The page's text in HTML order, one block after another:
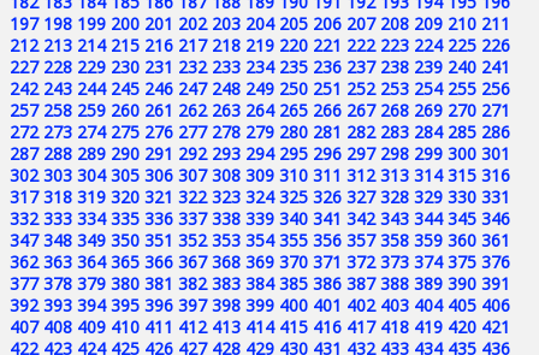
197 198 199 200 201 202 203 204 205 206 207 208 209 210 211
212 213 214 215 216 217 218 219 220 221 222 223 224 225 226
227 228 229 230 231 232 233 234 235 236 237 238 239 240 241
242 243 244 245 246 247 248 249 250 251 252 253 254 255 256
257 258 259 260 261 262 263 264 265 266 267 268 269 270 271
272 273 274 275 276 277 278 279 280 281 282 283 284 285 286
287 288 289 290 291 292 293 294 295 296 297 298 299 300 301
302 303 304 305 306 307 308 309 310 311 312 313 314 315 316
317 318 319 320 321 322 323 324 325 326 327 328 329 330 331
332 333 334 335 336 337 338 339 340 341 342 343 344 345 346
347 348 349 350 351 352 353 354 355 356 357 358 359 360 361
362 363 364 365 366 367 368 369 370 371 372 373 374 375 376
377 378 379 380 381 382 383 384 385 386 387 388 389 390 391
392 393 394 395 396 397 398 399 400 401 402 403 404 405 406
407 408 409 410 411 412 413 414 415 416 417 418 419 420 421
422 423 424 425 426 427 428 429 430 431 432 433 434 435 436